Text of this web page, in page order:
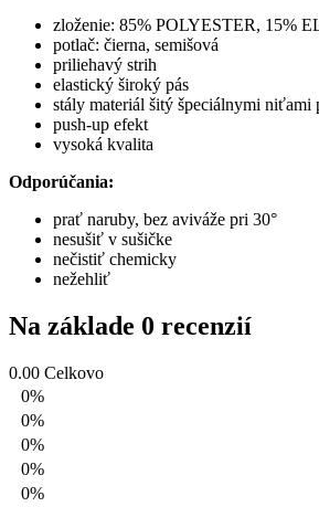
zloženie: 85% POLYESTER, 15%
potlač: čierna, semišová
priliehavý strih
elastický široký pás
stály materiál šitý špeciálnymi niťami
push-up efekt
vysoká kvalita
Odporúčania:
prať naruby, bez aviváže pri 30°
nesušiť v sušičke
nečistiť chemicky
nežehliť
Na základe 0 recenzií
0.00 Celkovo
0%
0%
0%
0%
0%